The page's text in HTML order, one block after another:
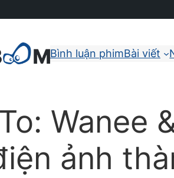
Bình luận phimBài viết
Wanee
ảnh